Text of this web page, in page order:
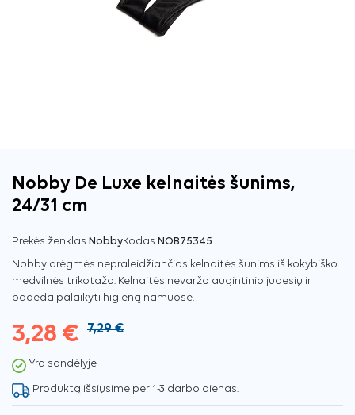
Nobby De Luxe kelnaitės šunims,
24/31 cm
Prekės ženklas NobbyKodas NOB75345
Nobby drėgmės nepraleidžiančios kelnaitės šunims iš kokybiško
medvilnės trikotažo. Kelnaitės nevaržo augintinio judesių ir
padeda palaikyti higieną namuose.
3,28 € 7,29 €
Yra sandėlyje
Produktą išsiųsime per 1-3 darbo dienas.